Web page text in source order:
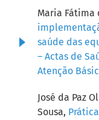
Maria Fátima
saúde das
– Actas de
Atenção
José da Paz
Sousa,